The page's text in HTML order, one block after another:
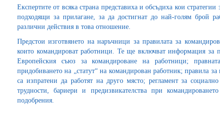
Експертите от всяка страна представиха и обсъдиха кои
подходящи за прилагане, за да достигнат до най-голям брой
различни действия в това отношение.
Предстои изготвянето на наръчници за правилата за
които командироват работници. Те ще включват информация за
Европейския съюз за командироване на работници;
придобиването на „статут“ на командирован работник; правила
са изпратени да работят на друго място; регламент за
трудности, бариери и предизвикателства при
подобрения.